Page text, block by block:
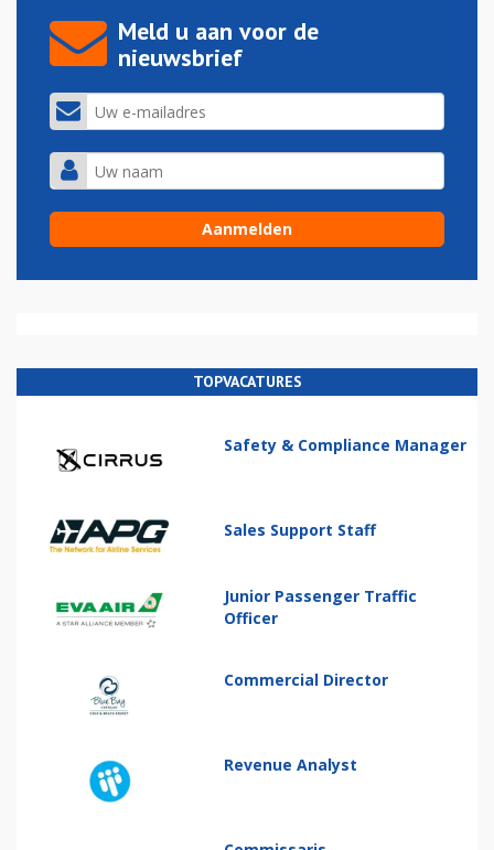
Meld u aan voor de
nieuwsbrief
TOPVACATURES
Safety & Compliance Manager
Sales Support Staff
Junior Passenger Traffic
Officer
Commercial Director
Revenue Analyst